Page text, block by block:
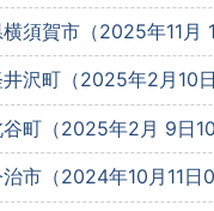
須賀市（2025年11月
沢町（2025年2月10
町（2025年2月 9日
市（2024年10月11日